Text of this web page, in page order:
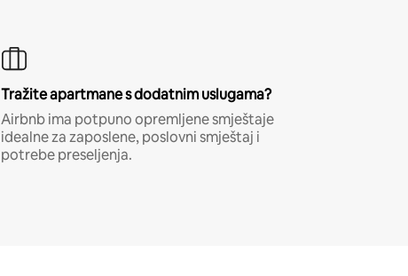
Tražite apartmane s dodatnim uslugama?
Airbnb ima potpuno opremljene smještaje
idealne za zaposlene, poslovni smještaj i
potrebe preseljenja.